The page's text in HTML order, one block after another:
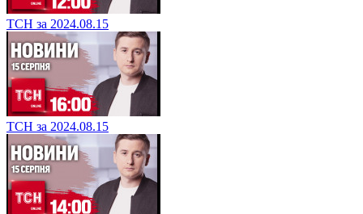
ТСН за 2024.08.15
ТСН за 2024.08.15